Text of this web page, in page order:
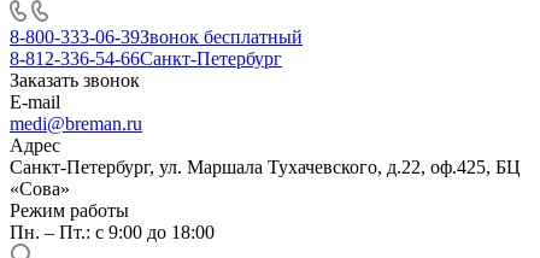
8-800-333-06-39Звонок бесплатный
8-812-336-54-66Санкт-Петербург
Заказать звонок
E-mail
medi@breman.ru
Адрес
Санкт-Петербург, ул. Маршала Тухачевского, д.22, оф.425, БЦ
«Сова»
Режим работы
Пн. – Пт.: с 9:00 до 18:00